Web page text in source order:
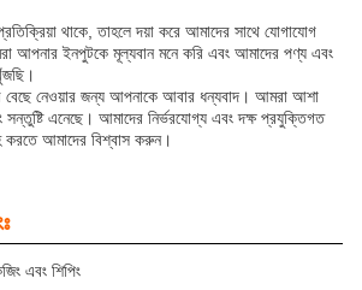
থাকে, তাহলে দয়া করে আমাদের সাথে যোগাযোগ
আপনার ইনপুটকে মূল্যবান মনে করি এবং আমাদের পণ্য এবং
বেছে নেওয়ার জন্য আপনাকে আবার ধন্যবাদ। আমরা আশা
এনেছে। আমাদের নির্ভরযোগ্য এবং দক্ষ প্রযুক্তিগত
করতে আমাদের বিশ্বাস করুন।
এবং শিপিং